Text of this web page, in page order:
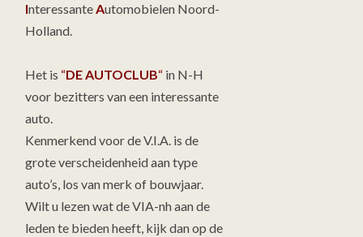
InteressanteAutomobielen Noord-
Holland.
Het is “DE AUTOCLUB“ in N-H
voor bezitters van een interessante
auto.
Kenmerkend voor de V.I.A. is de
grote verscheidenheid aan type
auto’s, los van merk of bouwjaar.
Wilt u lezen wat de VIA-nh aan de
leden te bieden heeft, kijk dan op de